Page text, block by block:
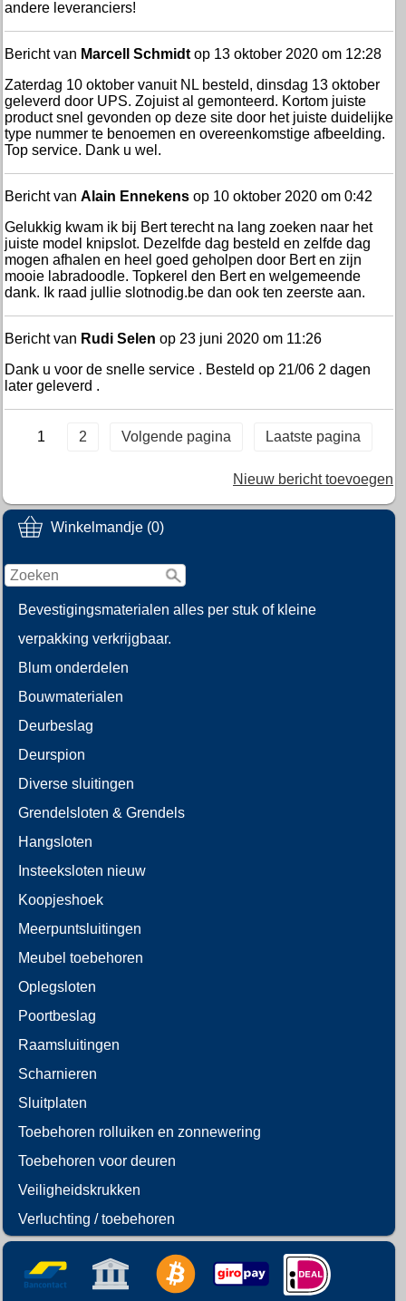
Winkelmandje (0)
Bevestigingsmaterialen alles per stuk of kleine
verpakking verkrijgbaar.
Blum onderdelen
Bouwmaterialen
Deurbeslag
Deurspion
Diverse sluitingen
Grendelsloten & Grendels
Hangsloten
Insteeksloten nieuw
Koopjeshoek
Meerpuntsluitingen
Meubel toebehoren
Oplegsloten
Poortbeslag
Raamsluitingen
Scharnieren
Sluitplaten
Toebehoren rolluiken en zonnewering
Toebehoren voor deuren
Veiligheidskrukken
Verluchting / toebehoren
andere leveranciers!
Bericht van Marcell Schmidt op 13 oktober 2020 om 12:28
Zaterdag 10 oktober vanuit NL besteld, dinsdag 13 oktober
geleverd door UPS. Zojuist al gemonteerd. Kortom juiste
product snel gevonden op deze site door het juiste duidelijke
type nummer te benoemen en overeenkomstige afbeelding.
Top service. Dank u wel.
Bericht van Alain Ennekens op 10 oktober 2020 om 0:42
Gelukkig kwam ik bij Bert terecht na lang zoeken naar het
juiste model knipslot. Dezelfde dag besteld en zelfde dag
mogen afhalen en heel goed geholpen door Bert en zijn
mooie labradoodle. Topkerel den Bert en welgemeende
dank. Ik raad jullie slotnodig.be dan ook ten zeerste aan.
Bericht van Rudi Selen op 23 juni 2020 om 11:26
Dank u voor de snelle service . Besteld op 21/06 2 dagen
later geleverd .
1 2 Volgende pagina Laatste pagina
Nieuw bericht toevoegen